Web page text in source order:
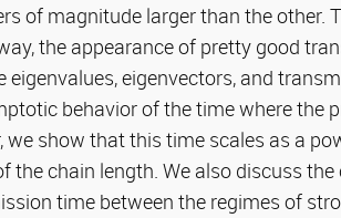
of magnitude larger than the other.
the appearance of pretty good
eigenvectors, and
behavior of the time where the
show that this time scales as a
the chain length. We also discuss
time between the regimes of